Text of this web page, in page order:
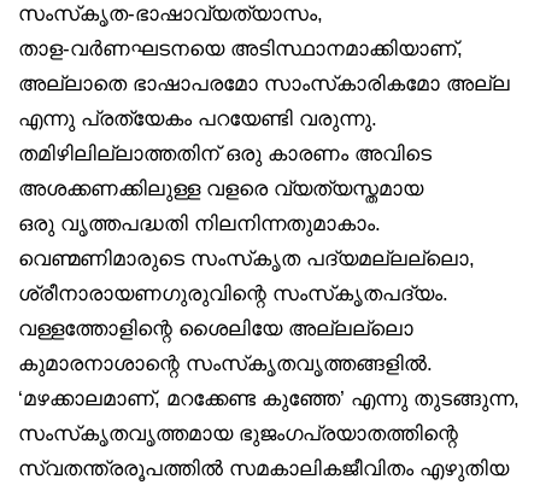
സംസ്‌കൃത-ഭാഷാവ്യത്യാസം,
താള-വർണഘടനയെ അടിസ്ഥാനമാക്കിയാണ്,
അല്ലാതെ ഭാഷാപരമോ സാംസ്‌കാരികമോ അല്ല
എന്നു പ്രത്യേകം പറയേണ്ടി വരുന്നു.
തമിഴിലില്ലാത്തതിന് ഒരു കാരണം അവിടെ
അശക്കണക്കിലുള്ള വളരെ വ്യത്യസ്തമായ
ഒരു വൃത്തപദ്ധതി നിലനിന്നതുമാകാം.
വെണ്മണിമാരുടെ സംസ്‌കൃത പദ്യമല്ലല്ലൊ,
ശ്രീനാരായണഗുരുവിന്റെ സംസ്‌കൃതപദ്യം.
വള്ളത്തോളിന്റെ ശൈലിയേ അല്ലല്ലൊ
കുമാരനാശാന്റെ സംസ്‌കൃതവൃത്തങ്ങളിൽ.
‘മഴക്കാലമാണ്, മറക്കേണ്ട കുഞ്ഞേ’ എന്നു തുടങ്ങുന്ന,
സംസ്‌കൃതവൃത്തമായ ഭുജംഗപ്രയാതത്തിന്റെ
സ്വതന്ത്രരൂപത്തിൽ സമകാലികജീവിതം എഴുതിയ